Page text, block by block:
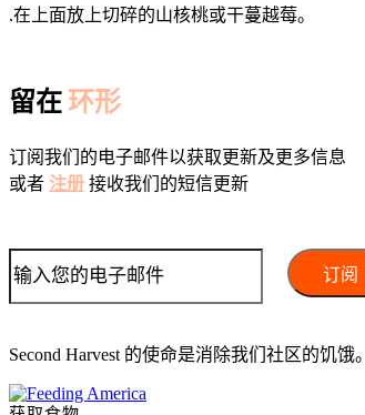
.在上面放上切碎的山核桃或干蔓越莓。
留在 环形
订阅我们的电子邮件以获取更新及更多信息
或者 注册 接收我们的短信更新
Second Harvest 的使命是消除我们社区的饥饿。